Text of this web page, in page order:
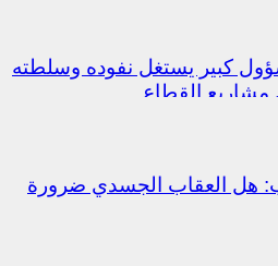
كبير يستغل نفوده وسلطته
القطاع
هل العقاب الجسدي ضرورة